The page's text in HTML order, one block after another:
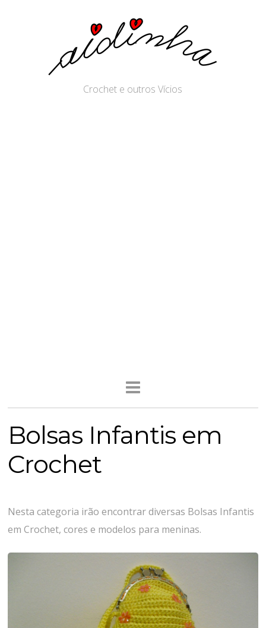
Crochet e outros Vícios
Bolsas Infantis em
Crochet
Nesta categoria irão encontrar diversas Bolsas Infantis
em Crochet, cores e modelos para meninas.